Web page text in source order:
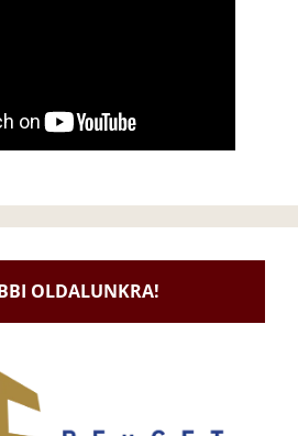
OLDALUNKRA!